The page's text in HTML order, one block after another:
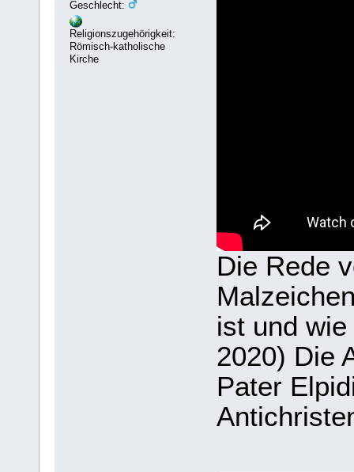
Geschlecht:
Religionszugehörigkeit:
Römisch-katholische
Kirche
Die Rede
ist und
2020) Die
Pater